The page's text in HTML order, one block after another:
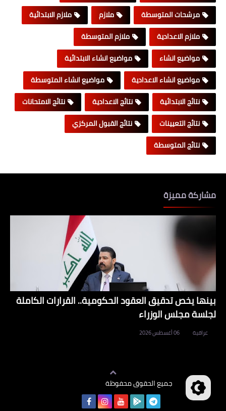
مرشحات المتوسطة
ملازم
ملازم الابتدائية
ملازم الاعدادية
ملازم المتوسطة
مواضيع انشاء
مواضيع انشاء الابتدائية
مواضيع انشاء الاعدادية
مواضيع انشاء المتوسطة
نتائج الابتدائية
نتائج الاعدادية
نتائج الامتحانات
نتائج التعيينات
نتائج القبول المركزي
نتائج المتوسطة
مشاركة مميزة
بينها يخص تدقيق العقود الحكومية.. القرارات الكاملة
لجلسة مجلس الوزراء
عراقية 06 أغسطس 2026
جميع الحقوق محفوظة